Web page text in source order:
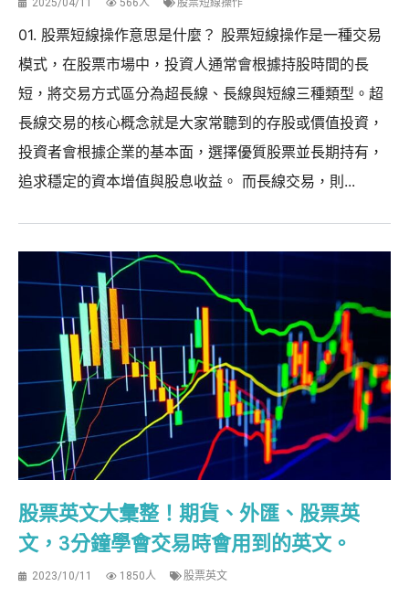
2025/04/11 566人 股票短線操作
01. 股票短線操作意思是什麼？ 股票短線操作是一種交易
模式，在股票市場中，投資人通常會根據持股時間的長
短，將交易方式區分為超長線、長線與短線三種類型。超
長線交易的核心概念就是大家常聽到的存股或價值投資，
投資者會根據企業的基本面，選擇優質股票並長期持有，
追求穩定的資本增值與股息收益。 而長線交易，則...
股票英文大彙整！期貨、外匯、股票英
文，3分鐘學會交易時會用到的英文。
2023/10/11 1850人 股票英文